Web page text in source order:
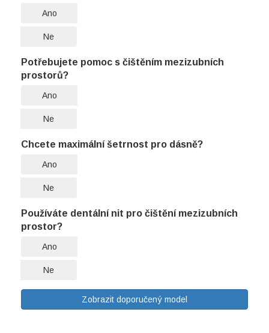
Ano
Ne
Potřebujete pomoc s čištěním mezizubních
prostorů?
Ano
Ne
Chcete maximální šetrnost pro dásně?
Ano
Ne
Používáte dentální nit pro čištění mezizubních
prostor?
Ano
Ne
Zobrazit doporučený model